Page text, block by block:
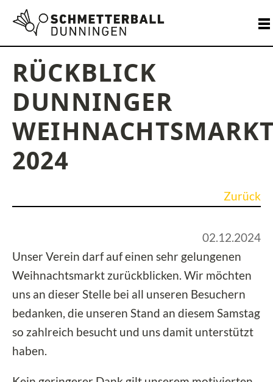
RÜCKBLICK
DUNNINGER
2024
Zurück
02.12.2024
Unser Verein darf auf einen sehr gelungenen
Weihnachtsmarkt zurückblicken. Wir möchten
uns an dieser Stelle bei all unseren Besuchern
bedanken, die unseren Stand an diesem Samstag
so zahlreich besucht und uns damit unterstützt
haben.